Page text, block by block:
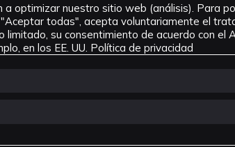
optimizar nuestro sitio web (análisis). Para
todas", acepta voluntariamente el
limitado, su consentimiento de acuerdo con el
en los EE. UU. Política de privacidad